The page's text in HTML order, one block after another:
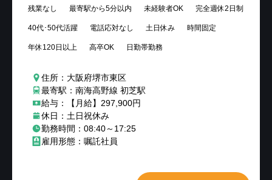
残業なし
最寄駅から5分以内 未経験者OK 完全週休2日制
40代･50代活躍 電話応対なし 土日休み 時間固定
年休120日以上 高卒OK 日勤帯勤務
住所：大阪府堺市東区
最寄駅：南海高野線 初芝駅
給与：【月給】297,900円
休日：土日祝休み
勤務時間：08:40～17:25
雇用形態：嘱託社員